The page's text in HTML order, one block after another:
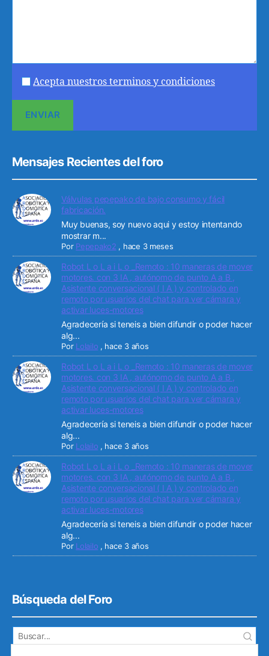
Acepta nuestros terminos y condiciones
Mensajes Recientes del foro
Válvulas pepepako de bajo consumo y fácil
fabricación.
Muy buenas, soy nuevo aqui y estoy intentando
mostrar m...
Por Pepepako2 , hace 3 meses
Robot L o L a i L o _Remoto : 10 maneras de mover
motores. con 3 IA , autónomo de punto A a B ,
Asistente conversacional ( I A ) y controlado en
remoto por usuarios del chat para ver cámara y
activar luces-motores
Agradecería si teneis a bien difundir o poder hacer
alg...
Por Lolailo , hace 3 años
Robot L o L a i L o _Remoto : 10 maneras de mover
motores. con 3 IA , autónomo de punto A a B ,
Asistente conversacional ( I A ) y controlado en
remoto por usuarios del chat para ver cámara y
activar luces-motores
Agradecería si teneis a bien difundir o poder hacer
alg...
Por Lolailo , hace 3 años
Robot L o L a i L o _Remoto : 10 maneras de mover
motores. con 3 IA , autónomo de punto A a B ,
Asistente conversacional ( I A ) y controlado en
remoto por usuarios del chat para ver cámara y
activar luces-motores
Agradecería si teneis a bien difundir o poder hacer
alg...
Por Lolailo , hace 3 años
Búsqueda del Foro